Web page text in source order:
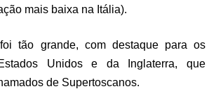
mais baixa na Itália).
tão grande, com destaque para os
Unidos e da Inglaterra, que
de Supertoscanos.